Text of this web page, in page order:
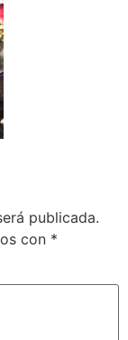
publicada.
con *